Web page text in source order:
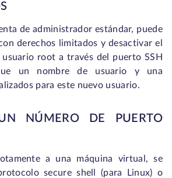
de administrador estándar, puede
derechos limitados y desactivar el
root a través del puerto SSH
un nombre de usuario y una
para este nuevo usuario.
NÚMERO DE PUERTO
a una máquina virtual, se
secure shell (para Linux) o